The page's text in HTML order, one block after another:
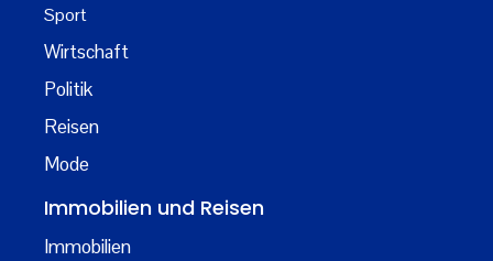
Sport
Wirtschaft
Politik
Reisen
Mode
Immobilien und Reisen
Immobilien